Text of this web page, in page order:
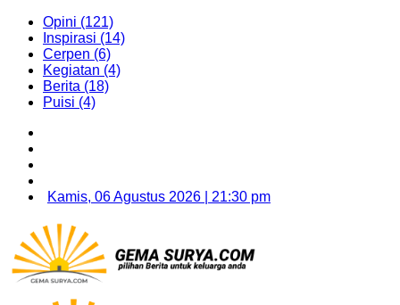
Opini (121)
Inspirasi (14)
Cerpen (6)
Kegiatan (4)
Berita (18)
Puisi (4)
Kamis, 06 Agustus 2026 | 21:30 pm